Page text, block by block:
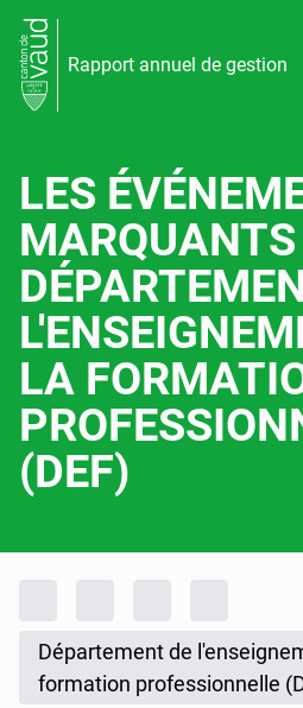
Rapport annuel de gestion
LES
LA
(DEF)
Département de
formation professionnelle